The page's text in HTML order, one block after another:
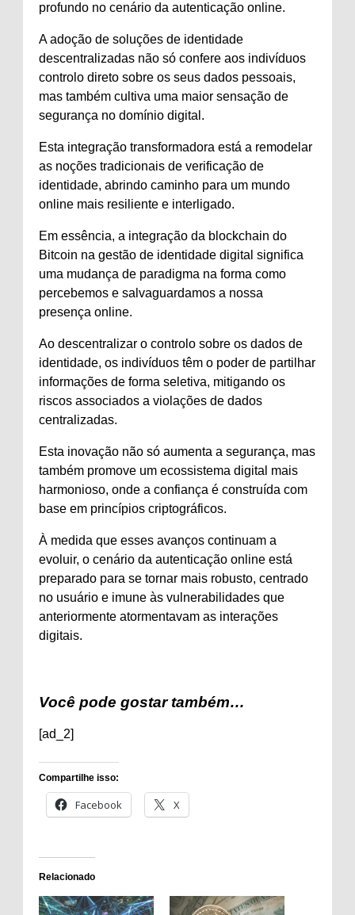
profundo no cenário da autenticação online.
A adoção de soluções de identidade
descentralizadas não só confere aos indivíduos
controlo direto sobre os seus dados pessoais,
mas também cultiva uma maior sensação de
segurança no domínio digital.
Esta integração transformadora está a remodelar
as noções tradicionais de verificação de
identidade, abrindo caminho para um mundo
online mais resiliente e interligado.
Em essência, a integração da blockchain do
Bitcoin na gestão de identidade digital significa
uma mudança de paradigma na forma como
percebemos e salvaguardamos a nossa
presença online.
Ao descentralizar o controlo sobre os dados de
identidade, os indivíduos têm o poder de partilhar
informações de forma seletiva, mitigando os
riscos associados a violações de dados
centralizadas.
Esta inovação não só aumenta a segurança, mas
também promove um ecossistema digital mais
harmonioso, onde a confiança é construída com
base em princípios criptográficos.
À medida que esses avanços continuam a
evoluir, o cenário da autenticação online está
preparado para se tornar mais robusto, centrado
no usuário e imune às vulnerabilidades que
anteriormente atormentavam as interações
digitais.
Você pode gostar também…
[ad_2]
Compartilhe isso:
Facebook X
Relacionado